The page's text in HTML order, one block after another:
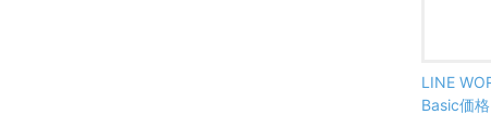
LINE
Basic価